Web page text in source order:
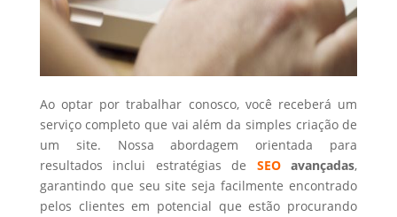
Ao optar por trabalhar conosco, você receberá um
serviço completo que vai além da simples criação de
um site. Nossa abordagem orientada para
resultados inclui estratégias de SEOavançadas,
garantindo que seu site seja facilmente encontrado
pelos clientes em potencial que estão procurando